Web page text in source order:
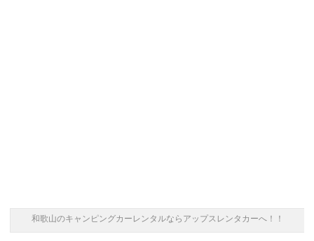
和歌山のキャンピングカーレンタルならアップスレンタカーへ！！